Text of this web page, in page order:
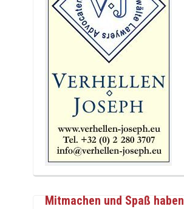
Mitmachen und Spaß haben